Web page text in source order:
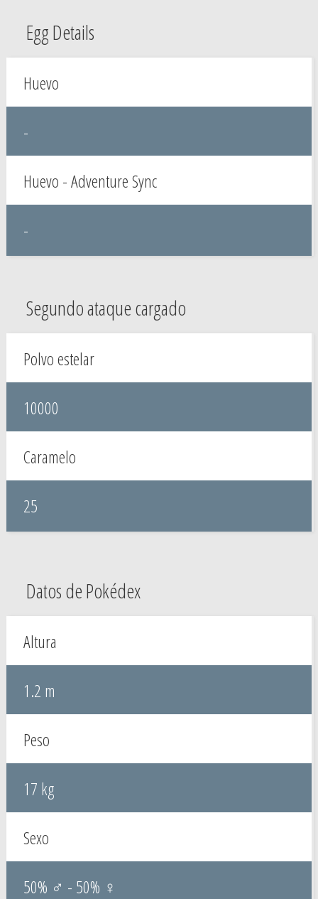
Egg Details
Huevo
-
Huevo - Adventure Sync
-
Segundo ataque cargado
Polvo estelar
10000
Caramelo
25
Datos de Pokédex
Altura
1.2 m
Peso
17 kg
Sexo
50% ♂ - 50% ♀